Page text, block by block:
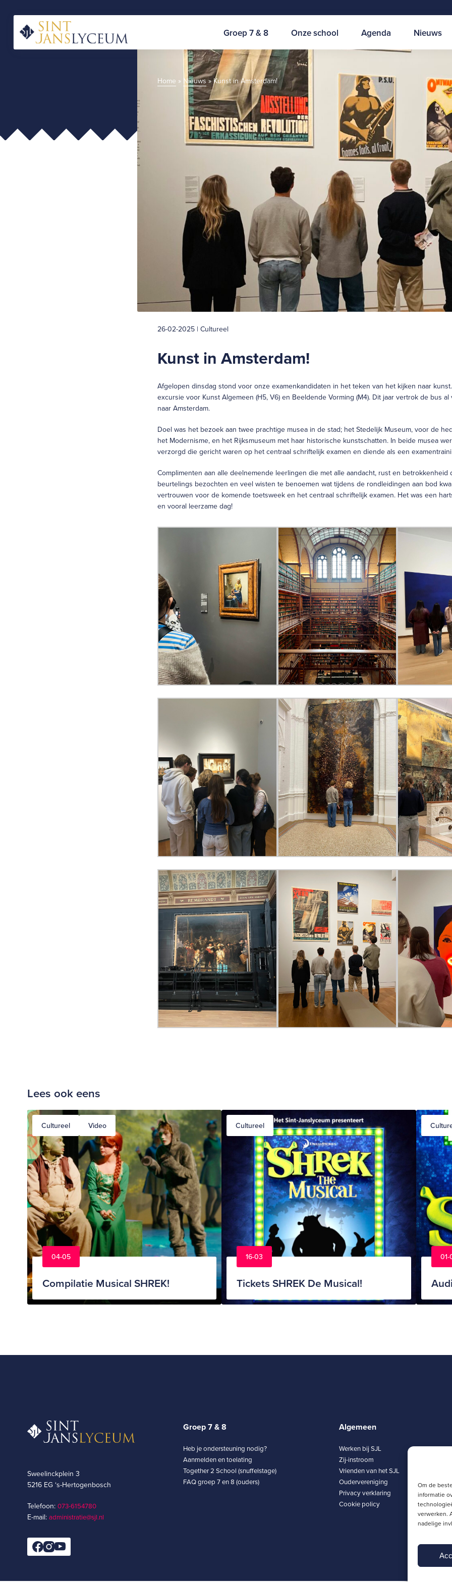
Om de
informatie
verwerken.
nadelige
hoofdinhoud
Home Groep 7 & 8 Onze school Agenda Nieuws
Home » Nieuws »Kunst in Amsterdam!
26-02-2025 | Cultureel
Kunst in Amsterdam!
Afgelopen dinsdag stond voor onze examenkandidaten in het teken van het kijken naar
excursie voor Kunst Algemeen (H5, V6) en Beeldende Vorming (M4). Dit jaar vertrok de bus
naar Amsterdam.
Doel was het bezoek aan twee prachtige musea in de stad; het Stedelijk Museum, voor de
het Modernisme, en het Rijksmuseum met haar historische kunstschatten. In beide musea
verzorgd die gericht waren op het centraal schriftelijk examen en diende als een
Complimenten aan alle deelnemende leerlingen die met alle aandacht, rust en betrokkenheid
beurtelings bezochten en veel wisten te benoemen wat tijdens de rondleidingen aan bod
vertrouwen voor de komende toetsweek en het centraal schriftelijk examen. Het was een
en vooral leerzame dag!
Lees ook eens
Cultureel Video
04-05
Compilatie Musical SHREK!
Cultureel
16-03
Tickets SHREK De Musical!
01-
Sweelinckplein 3
5216 EG ‘s-Hertogenbosch
Telefoon: 073-6154780­
E-mail: administratie@sjl.nl
Groep 7 & 8
Heb je ondersteuning nodig?
Aanmelden en toelating
Together 2 School (snuffelstage)
FAQ groep 7 en 8 (ouders)
Algemeen
Werken bij SJL
Zij-instroom
Vrienden van het SJL
Oudervereniging
Privacy verklaring
Cookie policy